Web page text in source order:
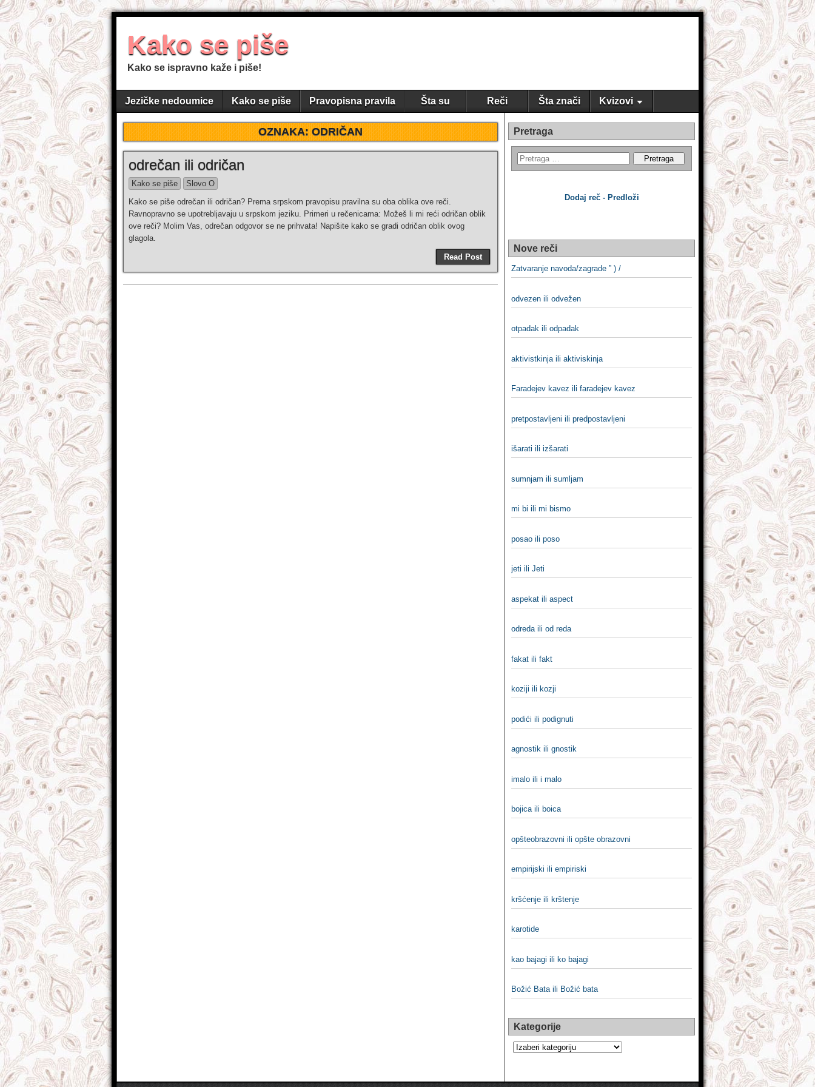
Kako se piše
Kako se ispravno kaže i piše!
Jezičke nedoumice Kako se piše Pravopisna pravila Šta su Reči Šta znači Kvizovi
OZNAKA:ODRIČAN
odrečan ili odričan
Kako se piše
Slovo O
Kako se piše odrečan ili odričan? Prema srpskom pravopisu pravilna su oba oblika ove reči.
Ravnopravno se upotrebljavaju u srpskom jeziku. Primeri u rečenicama: Možeš li mi reći odričan oblik
ove reči? Molim Vas, odrečan odgovor se ne prihvata! Napišite kako se gradi odričan oblik ovog
glagola.
Read Post
Pretraga
Dodaj reč - Predloži
Nove reči
Zatvaranje navoda/zagrade ” ) /
odvezen ili odvežen
otpadak ili odpadak
aktivistkinja ili aktiviskinja
Faradejev kavez ili faradejev kavez
pretpostavljeni ili predpostavljeni
išarati ili izšarati
sumnjam ili sumljam
mi bi ili mi bismo
posao ili poso
jeti ili Jeti
aspekat ili aspect
odreda ili od reda
fakat ili fakt
koziji ili kozji
podići ili podignuti
agnostik ili gnostik
imalo ili i malo
bojica ili boica
opšteobrazovni ili opšte obrazovni
empirijski ili empiriski
kršćenje ili krštenje
karotide
kao bajagi ili ko bajagi
Božić Bata ili Božić bata
Kategorije
Kategorije